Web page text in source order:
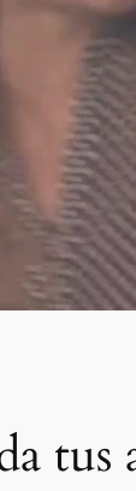
tus